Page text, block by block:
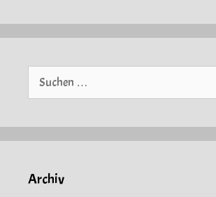
Archiv